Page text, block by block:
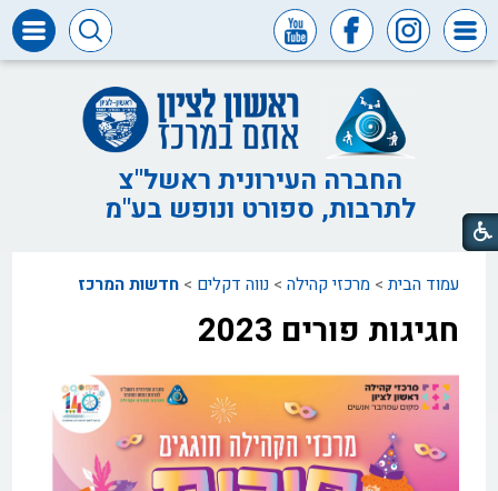
ומכרזים
חופש
המידע
דבר
ראש
דבר
החברה
צור
קשר
החברה העירונית ראשל"צ
לתרבות, ספורט ונופש בע"מ
עמוד הבית >מרכזי קהילה >נווה דקלים >חדשות המרכז
חגיגות פורים 2023